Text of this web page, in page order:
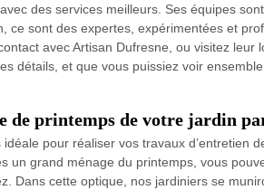
des services meilleurs. Ses équipes
ce sont des expertes, expérimentées et
avec Artisan Dufresne, ou visitez leur
détails, et que vous puissiez voir
de printemps de votre jardin
pour réaliser vos travaux d’entretien
un grand ménage du printemps, vous
Dans cette optique, nos jardiniers se